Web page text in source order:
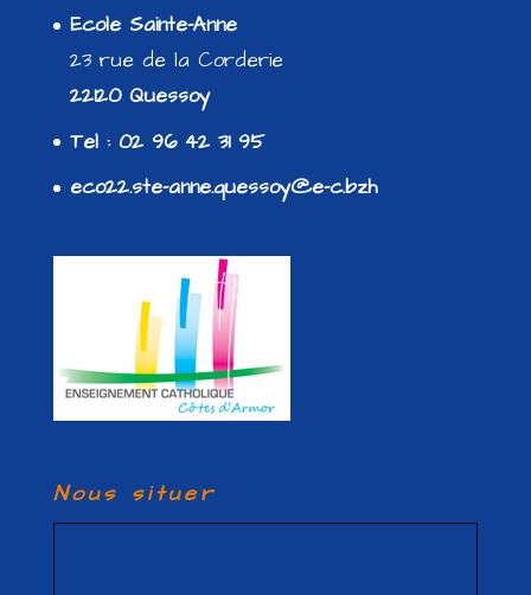
Ecole Sainte-Anne
23 rue de la Corderie
22120 Quessoy
Tel : 02 96 42 31 95
eco22.ste-anne.quessoy@e-c.bzh
Nous situer